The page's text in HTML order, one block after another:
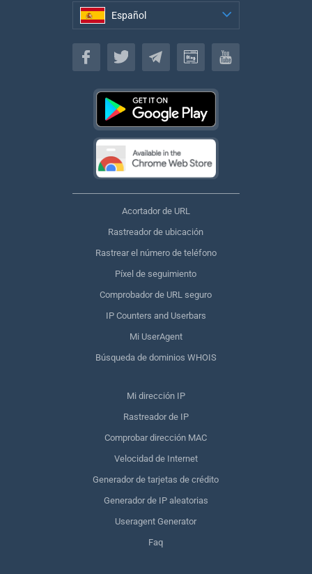
Español
Español
Acortador de URL
Rastreador de ubicación
Rastrear el número de teléfono
Píxel de seguimiento
Comprobador de URL seguro
IP Counters and Userbars
Mi UserAgent
Búsqueda de dominios WHOIS
Mi dirección IP
Rastreador de IP
Comprobar dirección MAC
Velocidad de Internet
Generador de tarjetas de crédito
Generador de IP aleatorias
Useragent Generator
Faq